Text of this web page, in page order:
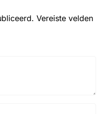
Vereiste velden